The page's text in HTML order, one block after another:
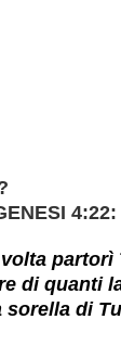
4:22:
partorì
di quanti
sorella di